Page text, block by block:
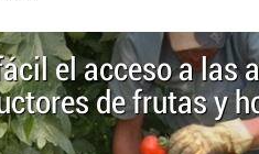
el acceso a las
de frutas y